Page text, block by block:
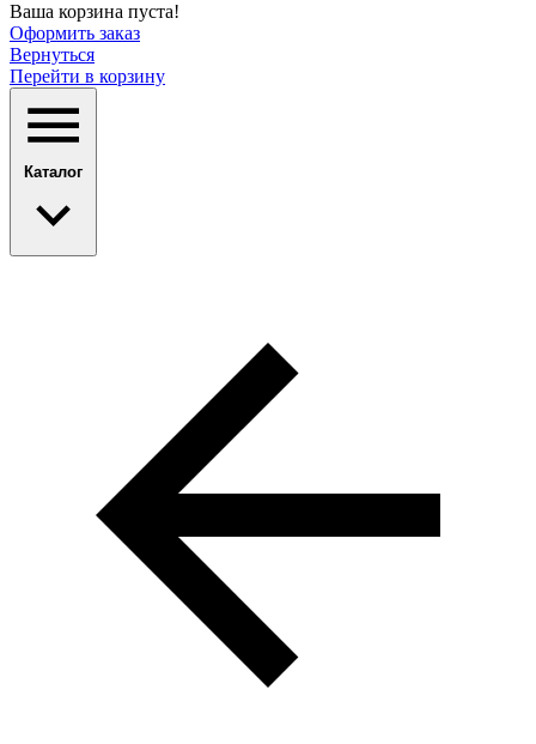
Ваша корзина пуста!
Оформить заказ
Вернуться
Перейти в корзину
Каталог